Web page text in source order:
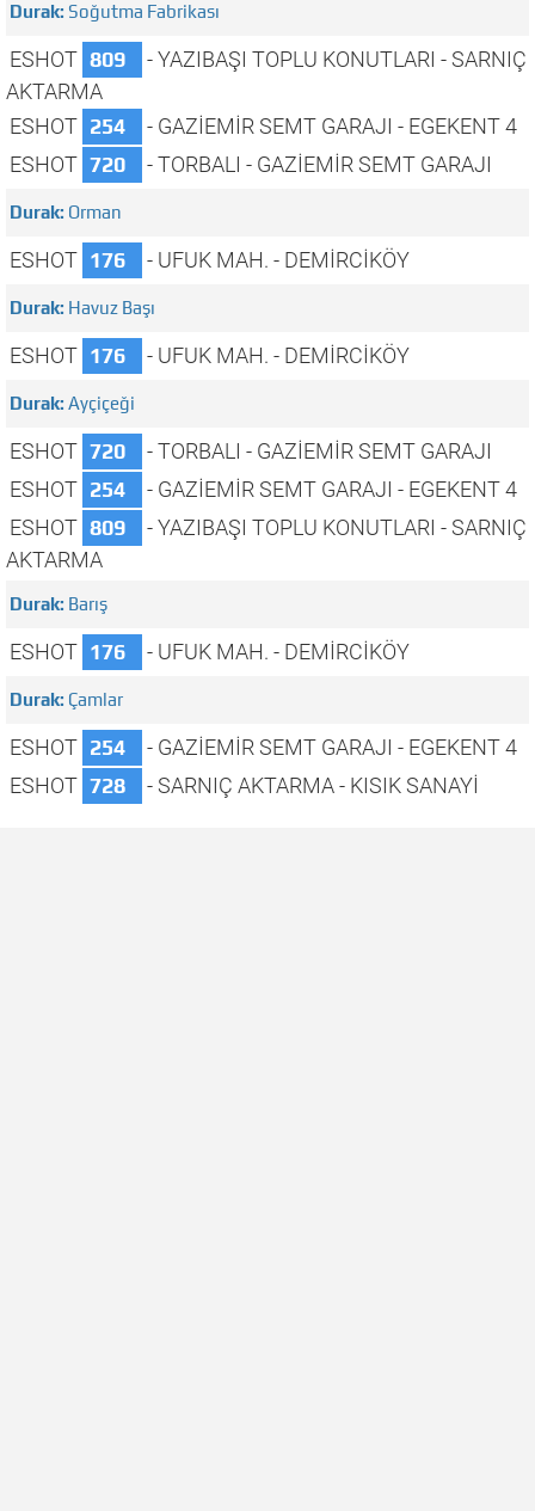
Soğutma Fabrikası
ESHOT 809
- YAZIBAŞI TOPLU KONUTLARI - SARNIÇ
AKTARMA
ESHOT 254
- GAZİEMİR SEMT GARAJI - EGEKENT 4
ESHOT 720 - TORBALI - GAZİEMİR SEMT GARAJI
Orman
ESHOT 176 - UFUK MAH. - DEMİRCİKÖY
Havuz Başı
ESHOT 176 - UFUK MAH. - DEMİRCİKÖY
Ayçiçeği
ESHOT 720
- TORBALI - GAZİEMİR SEMT GARAJI
ESHOT 254
- GAZİEMİR SEMT GARAJI - EGEKENT 4
ESHOT 809
- YAZIBAŞI TOPLU KONUTLARI - SARNIÇ
AKTARMA
Barış
ESHOT 176 - UFUK MAH. - DEMİRCİKÖY
Çamlar
ESHOT 254
- GAZİEMİR SEMT GARAJI - EGEKENT 4
ESHOT 728 - SARNIÇ AKTARMA - KISIK SANAYİ